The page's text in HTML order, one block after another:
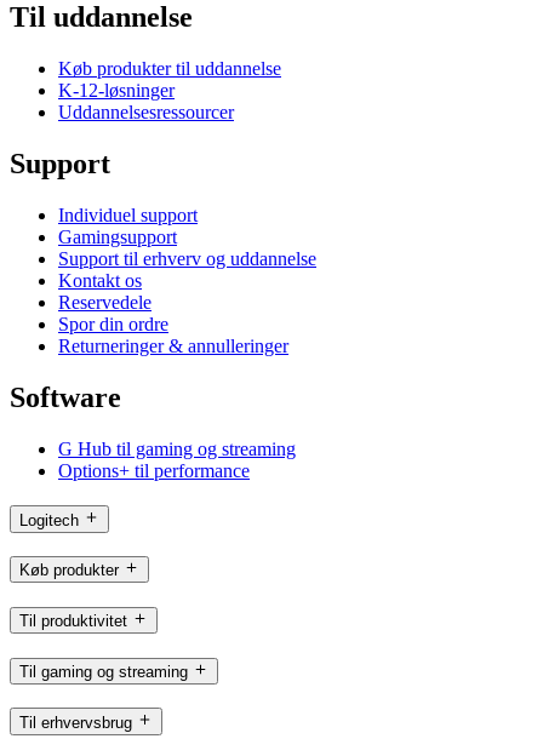
Til uddannelse
Køb produkter til uddannelse
K-12-løsninger
Uddannelsesressourcer
Support
Individuel support
Gamingsupport
Support til erhverv og uddannelse
Kontakt os
Reservedele
Spor din ordre
Returneringer & annulleringer
Software
G Hub til gaming og streaming
Options+ til performance
Logitech
Køb produkter
Til produktivitet
Til gaming og streaming
Til erhvervsbrug